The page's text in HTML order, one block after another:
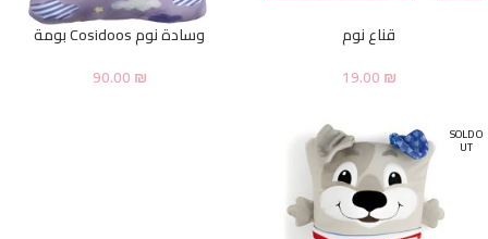
قناع نوم
19.00₪
وسادة نوم Cosidoos بومة
90.00₪
SOLD O
UT